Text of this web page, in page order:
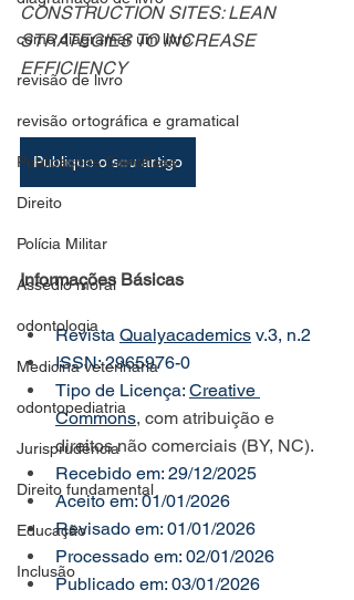
como diagramar um livro
revisão de livro
revisão ortográfica e gramatical
Publicações Científicas
Direito
Polícia Militar
Assédio moral
odontologia
Medicina veterinária
odontopediatria
Jurisprudência
Direito fundamental
Educação
Inclusão
CONSTRUCTION SITES: LEAN
STRATEGIES TO INCREASE
EFFICIENCY
Publique o seu artigo
Informações Básicas
Revista Qualyacademics v.3, n.2
ISSN: 2965976-0
Tipo de Licença: Creative
Commons, com atribuição e
direitos não comerciais (BY, NC).
Recebido em: 29/12/2025
Aceito em: 01/01/2026
Revisado em: 01/01/2026
Processado em: 02/01/2026
Publicado em: 03/01/2026